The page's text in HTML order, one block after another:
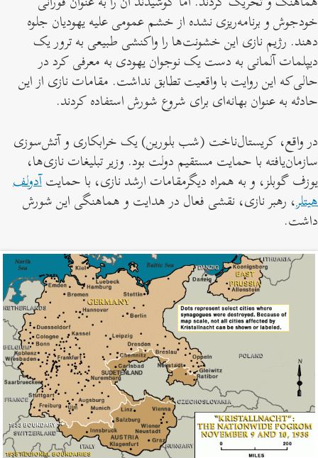
خودجوش و برنامه‌ریزی نشده از خشم عمومی علیه یهودیان جلوه
دهند. رژیم نازی این خشونت‌ها را واکنشی طبیعی به ترور یک
دیپلمات آلمانی به دست یک نوجوان یهودی به معرفی کرد در
حالی‌که این روایت با واقعیت تطابق نداشت. مقامات نازی از این
حادثه به عنوان بهانه‌ای برای شروع شورش استفاده کردند.
در واقع، کریستال‌ناخت (شب بلورین) یک خرابکاری و آتش‌سوزی
سازمان‌یافته با حمایت مستقیم دولت بود. وزیر تبلیغات نازی‌ها،
یوزف گوبلز، و به همراه دیگرمقامات ارشد نازی، با حمایتآدولف
هیتلر، رهبر نازی، نقشی فعال در هدایت و هماهنگی این شورش
داشت.